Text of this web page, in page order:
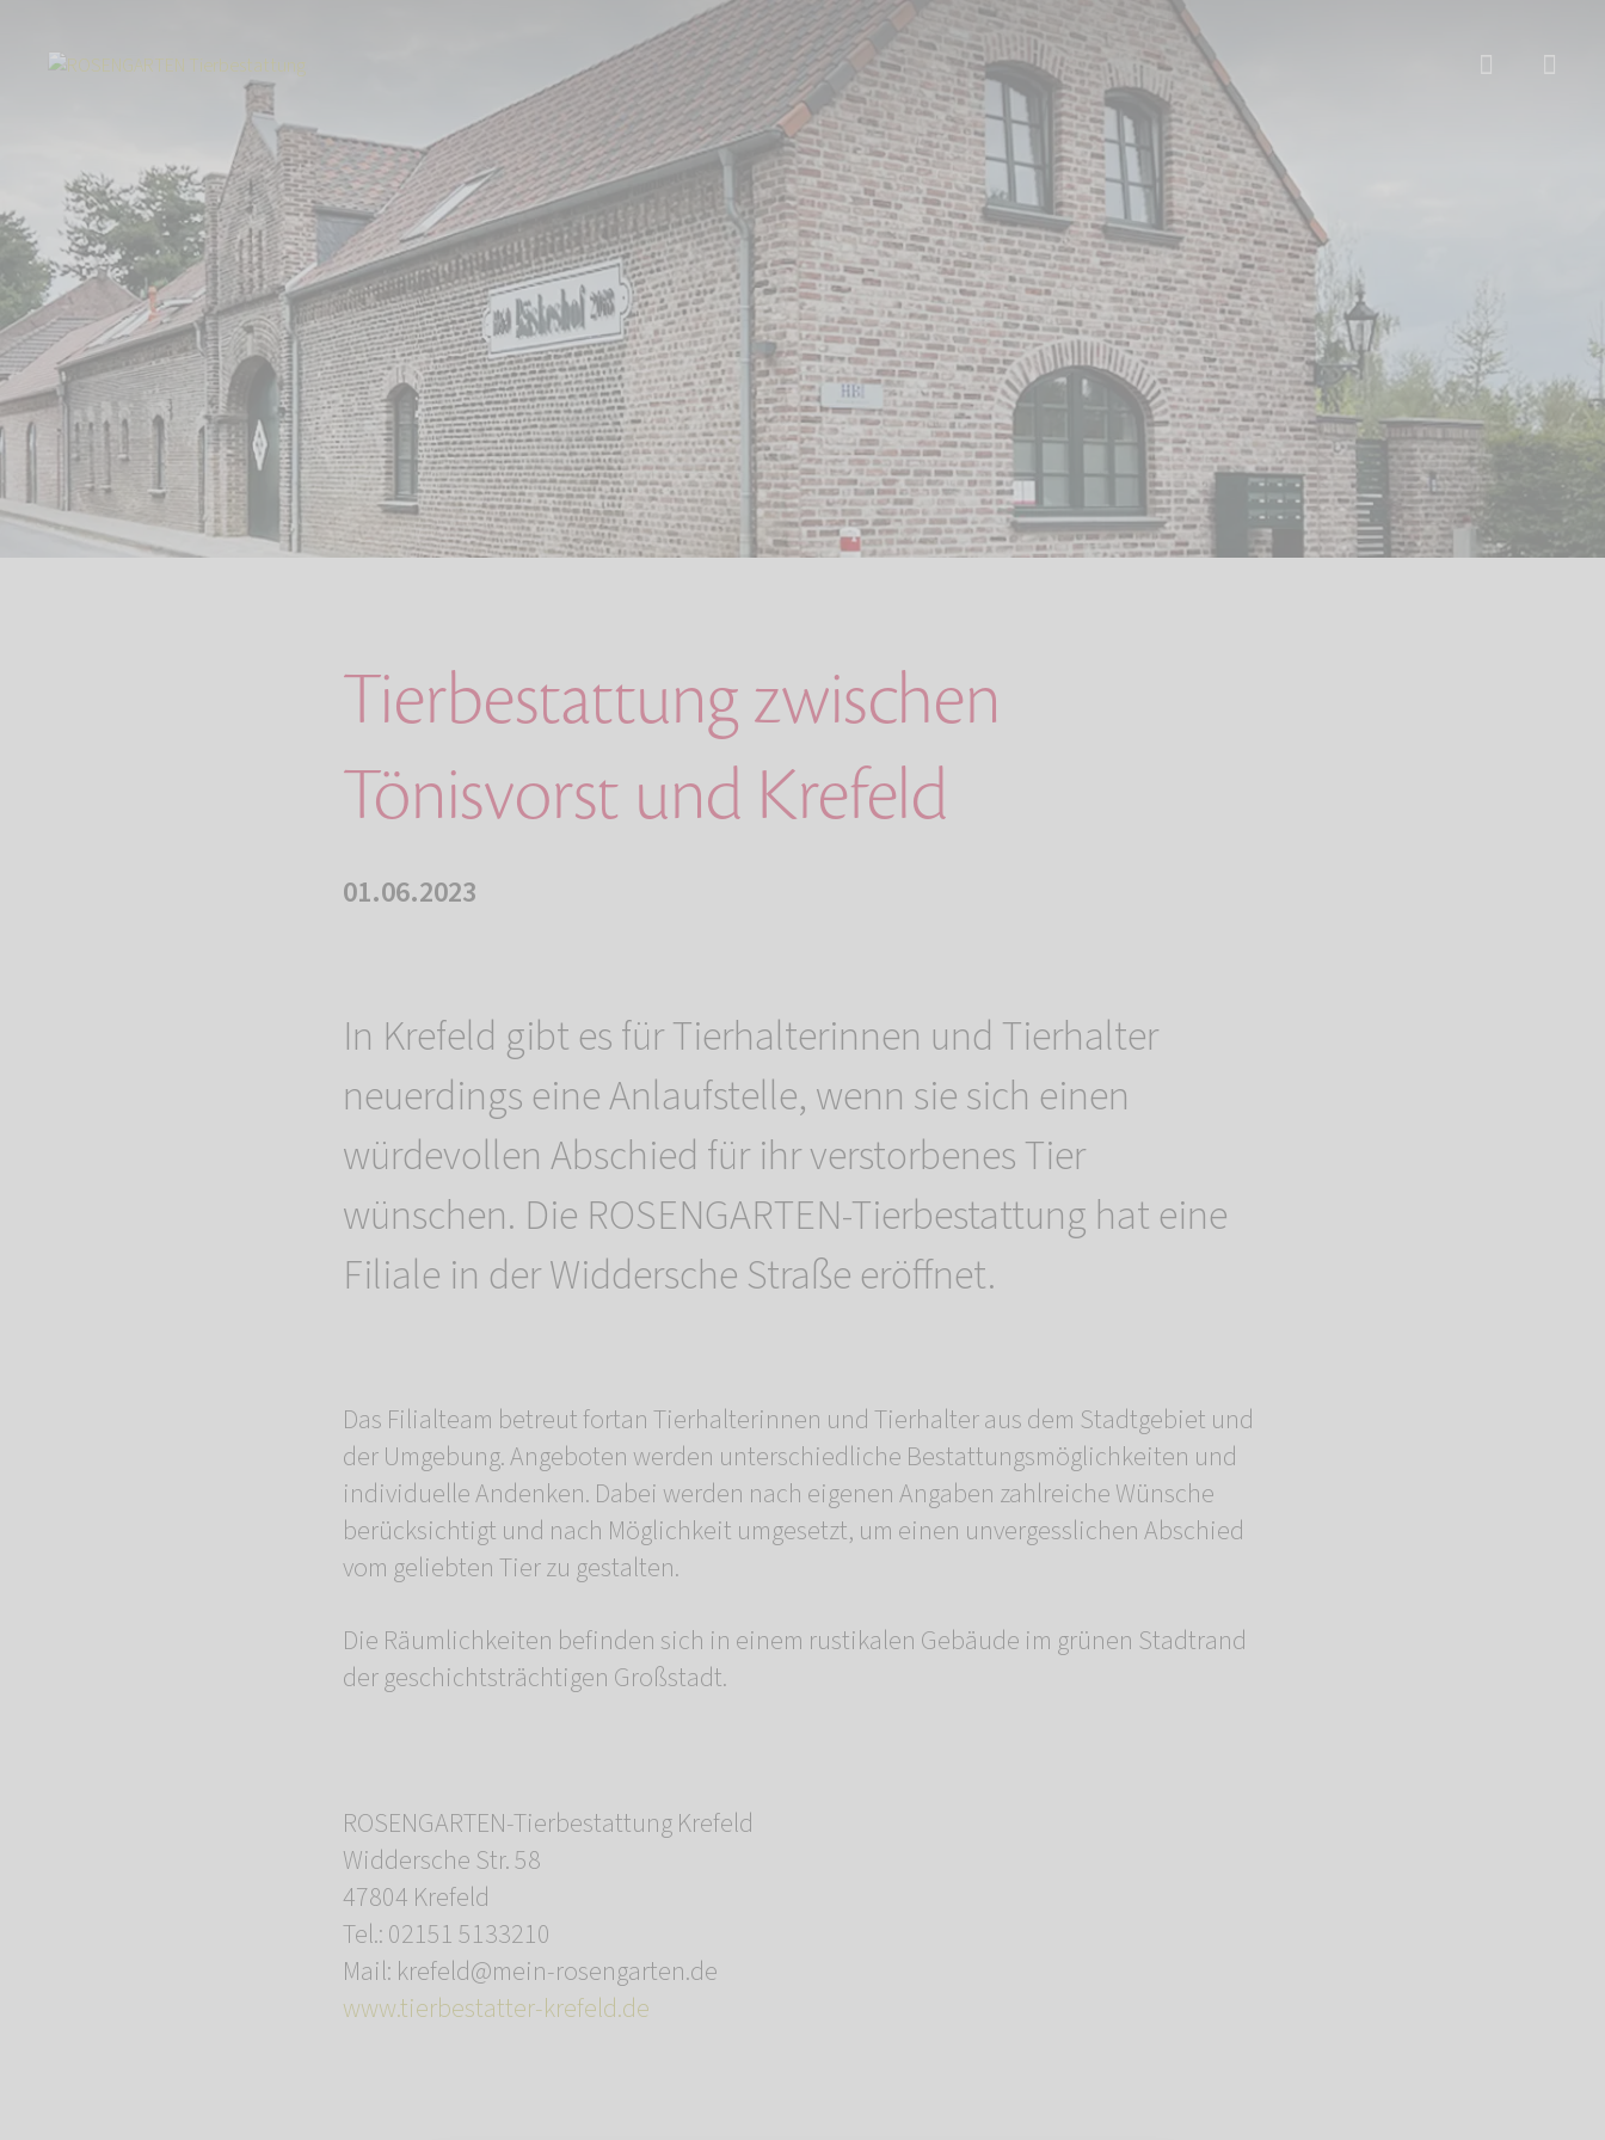
Tierbestattung zwischen Tönisvorst und Krefeld
Tierbestattung zwischen
Tönisvorst und Krefeld
01.06.2023
In Krefeld gibt es für Tierhalterinnen und Tierhalter
neuerdings eine Anlaufstelle, wenn sie sich einen
würdevollen Abschied für ihr verstorbenes Tier
wünschen. Die ROSENGARTEN-Tierbestattung hat eine
Filiale in der Widdersche Straße eröffnet.
Das Filialteam betreut fortan Tierhalterinnen und Tierhalter aus dem Stadtgebiet und
der Umgebung. Angeboten werden unterschiedliche Bestattungsmöglichkeiten und
individuelle Andenken. Dabei werden nach eigenen Angaben zahlreiche Wünsche
berücksichtigt und nach Möglichkeit umgesetzt, um einen unvergesslichen Abschied
vom geliebten Tier zu gestalten.
Die Räumlichkeiten befinden sich in einem rustikalen Gebäude im grünen Stadtrand
der geschichtsträchtigen Großstadt.
ROSENGARTEN-Tierbestattung Krefeld
Widdersche Str. 58
47804 Krefeld
Tel.: 02151 5133210
Mail: krefeld@mein-rosengarten.de
www.tierbestatter-krefeld.de